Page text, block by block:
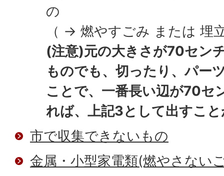
の
（ → 燃やすごみ または 埋
(注意)元の大きさが70セン
ものでも、切ったり、パー
ことで、一番長い辺が70セ
れば、上記3として出すこ
市で収集できないもの
金属・小型家電類(燃やさない